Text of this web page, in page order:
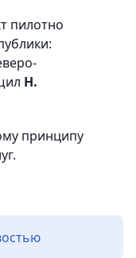
пилотно
Н.
принципу